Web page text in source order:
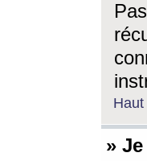
Haut
»